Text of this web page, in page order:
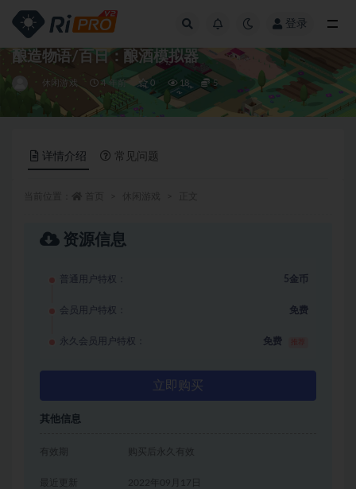
登录
酿造物语/百日：酿酒模拟器
休闲游戏 4 年前 0 18 5
详情介绍 常见问题
资源信息
普通用户特权： 5金币
会员用户特权： 免费
永久会员用户特权： 免费
立即购买
其他信息
有效期 购买后永久有效
2022年09月17日